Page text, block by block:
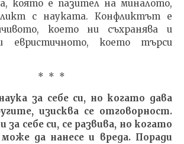
която е пазител на миналото,
с науката. Конфликтът е
което ни съхранява и
евристичното, което търси
* * *
за себе си, но когато дава
изисква се отговорност.
себе си, се развива, но когато
да нанесе и вреда. Поради